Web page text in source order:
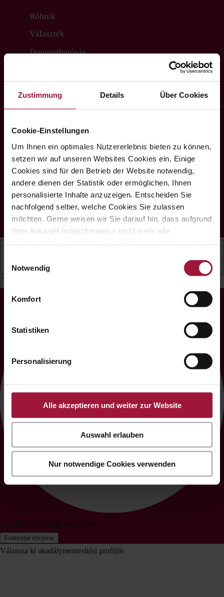
Zustimmung Details Über Cookies
Cookie-Einstellungen
Um Ihnen ein optimales Nutzererlebnis bieten zu können,
setzen wir auf unseren Websites Cookies ein. Einige
Cookies sind für den Betrieb der Website notwendig,
andere dienen der Statistik oder ermöglichen, Ihnen
personalisierte Inhalte anzuzeigen. Entscheiden Sie
nachfolgend selber, welche Cookies Sie zulassen
möchten. Gerne weisen wir Sie darauf hin, dass aufgrund
Ihrer Auswahl möglicherweise nicht mehr alle
Datenschutzerklärung und Cookie Policy.
Notwendig
Komfort
Statistiken
Personalisierung
Alle akzeptieren und weiter zur Website
Auswahl erlauben
Nur notwendige Cookies verwenden
Rólunk
Választék
Fenntarthatóság
Impressum|
Copyright © Hubers Landhendl | Webdesign
by Aufwind Werbeagentur
Gefördert mit Mitteln aus dem Zukunftsfonds „Arbeit
Menschen Digital" der AK Oberösterreich.
Akadálymentességi beállítások
Eszköztár elrejtése
Válassza ki akadálymentesítési profilját